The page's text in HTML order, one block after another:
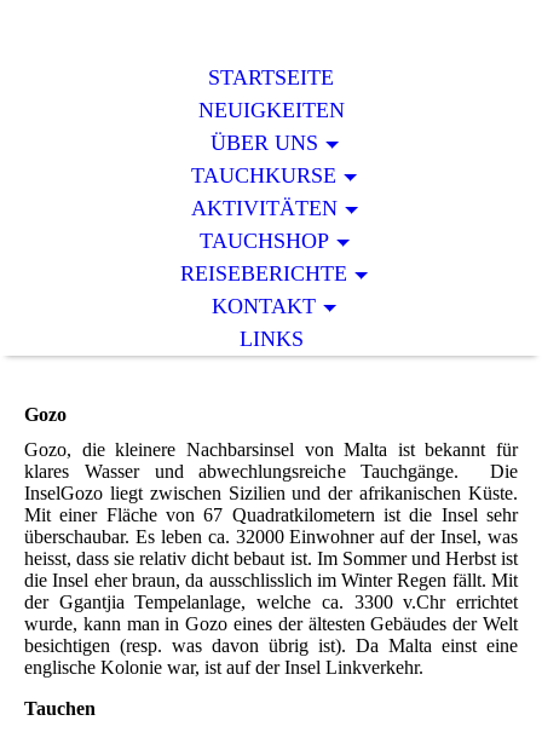
STARTSEITE
NEUIGKEITEN
ÜBER UNS
TAUCHKURSE
AKTIVITÄTEN
TAUCHSHOP
REISEBERICHTE
KONTAKT
LINKS
Gozo
Gozo, die kleinere Nachbarsinsel von Malta ist bekannt für
klares Wasser und abwechlungsreiche Tauchgänge. Die
InselGozo liegt zwischen Sizilien und der afrikanischen Küste.
Mit einer Fläche von 67 Quadratkilometern ist die Insel sehr
überschaubar. Es leben ca. 32000 Einwohner auf der Insel, was
heisst, dass sie relativ dicht bebaut ist. Im Sommer und Herbst ist
die Insel eher braun, da ausschlisslich im Winter Regen fällt. Mit
der Ggantjia Tempelanlage, welche ca. 3300 v.Chr errichtet
wurde, kann man in Gozo eines der ältesten Gebäudes der Welt
besichtigen (resp. was davon übrig ist). Da Malta einst eine
englische Kolonie war, ist auf der Insel Linkverkehr.
Tauchen